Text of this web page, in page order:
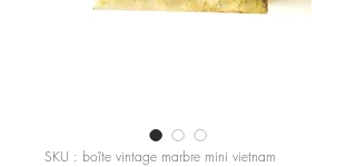
SKU : boîte vintage marbre mini vietnam